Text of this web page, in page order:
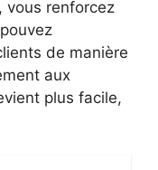
vous renforcez
de manière
aux
plus facile,